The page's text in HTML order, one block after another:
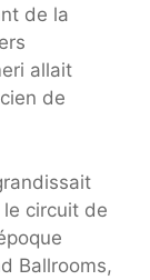
de la
allait
de
circuit de
Ballrooms,